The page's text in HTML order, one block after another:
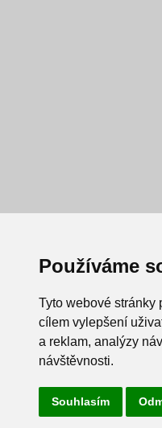
Používáme
Tyto webové stránky
cílem vylepšení
a reklam, analýzy
návštěvnosti.
Souhlasím